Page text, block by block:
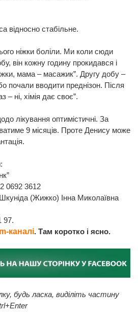
відносно стабільне.
ніжки боліли. Ми коли сюди
він кожну годину прокидався і
мама – масажик”. Другу добу –
почали вводити преднізон. Після
– ні, хімія дає своє”.
лікування оптимістичні. За
9 місяців. Проте Денису може
0692 3612
(Жижко) Інна Миколаївна
97.
каналі. Там коротко і ясно.
будь ласка, виділіть частину